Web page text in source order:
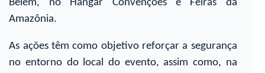
Belém, no Hangar Convenções e Feiras da
Amazônia.
As ações têm como objetivo reforçar a segurança
no entorno do local do evento, assim como, na